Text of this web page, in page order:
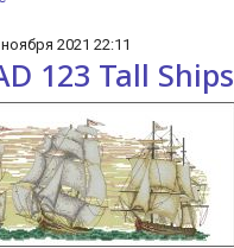
2021 22:11
123 Tall Ships